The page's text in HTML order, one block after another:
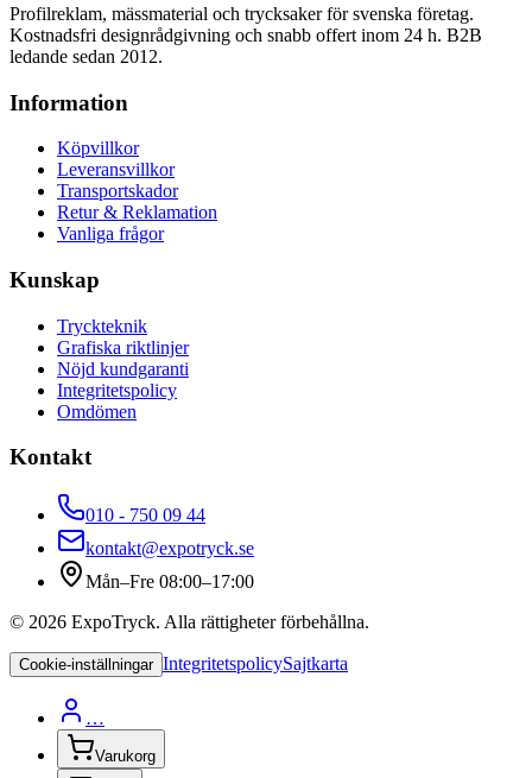
Profilreklam, mässmaterial och trycksaker för svenska företag.
Kostnadsfri designrådgivning och snabb offert inom 24 h. B2B
ledande sedan 2012.
Information
Köpvillkor
Leveransvillkor
Transportskador
Retur & Reklamation
Vanliga frågor
Kunskap
Tryckteknik
Grafiska riktlinjer
Nöjd kundgaranti
Integritetspolicy
Omdömen
Kontakt
010 - 750 09 44
kontakt@expotryck.se
Mån–Fre 08:00–17:00
© 2026 ExpoTryck. Alla rättigheter förbehållna.
Cookie-inställningar IntegritetspolicySajtkarta
…
Varukorg